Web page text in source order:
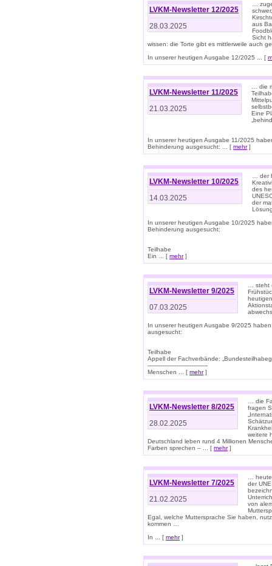
LVKM-Newsletter 12/2025
28.03.2025
…
aus
Sicht
wissen: die Torte gibt es mittlerweile auch
In unserer heutigen Ausgabe 12/2025 ... [
LVKM-Newsletter 11/2025
21.03.2025
… die
Eine
In unserer heutigen Ausgabe 11/2025
Behinderung ausgesucht: ... [ mehr]
LVKM-Newsletter 10/2025
14.03.2025
… der
des
der
In unserer heutigen Ausgabe 10/2025
Behinderung ausgesucht:
Teilhabe
Ein ... [ mehr]
LVKM-Newsletter 9/2025
07.03.2025
… steht
In unserer heutigen Ausgabe 9/2025
ausgesucht:
Teilhabe
Appell der Fachverbände:
---------------------------------
Menschen ... [ mehr]
LVKM-Newsletter 8/2025
28.02.2025
… die
fragen
weitere
Deutschland leben rund 4 Millionen
Farben sprechen – ... [ mehr]
LVKM-Newsletter 7/2025
21.02.2025
…
der
von
Egal, welche Muttersprache Sie haben,
kommen …
In ... [ mehr]